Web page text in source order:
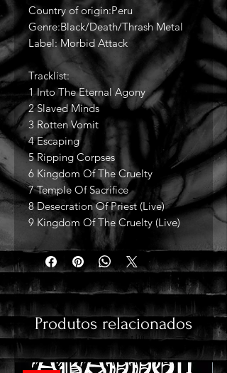
Country of origin:Peru
Genre:Black/Death/Thrash Metal
Label: Morbid Attack
Tracklist:
1 Into The Eternal Agony
2 Slaved Minds
3 Rotten Vomit
4 Escaping
5 Ripping Corpses
6 Kingdom Of The Cruelty
7 Temple Of Sacrifice
8 Desecration Of Priest (Live)
9 Kingdom Of The Cruelty (Live)
Produtos relacionados